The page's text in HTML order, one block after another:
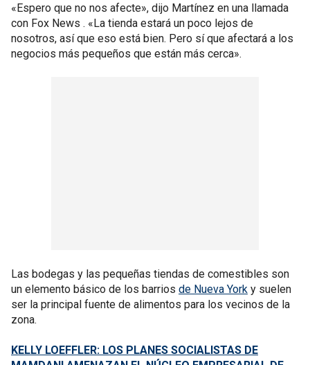
«Espero que no nos afecte», dijo Martínez en una llamada
con Fox News . «La tienda estará un poco lejos de
nosotros, así que eso está bien. Pero sí que afectará a los
negocios más pequeños que están más cerca».
Las bodegas y las pequeñas tiendas de comestibles son
un elemento básico de los barrios de Nueva York y suelen
ser la principal fuente de alimentos para los vecinos de la
zona.
KELLY LOEFFLER: LOS PLANES SOCIALISTAS DE